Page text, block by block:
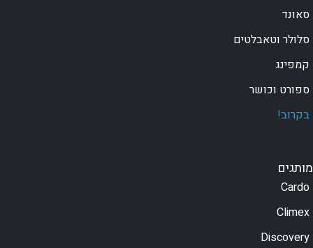
סאונד
סלולר וטאבלטים
קמפינג
ספורט וכושר
בקרוב!
מותגים
Cardo
Climex
Discovery